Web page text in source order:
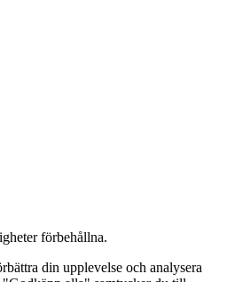
förbehållna.
din upplevelse och analysera